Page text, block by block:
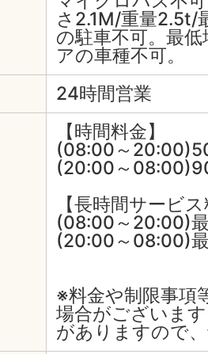
さ2.1M/重量2.5t/
の駐車不可。最
アの車種不可。
24時間営業
【時間料金】
(08:00～
(20:00～
【長時間サービ
(08:00～20:00)
(20:00～08:00)
※料金や制限事項
場合がございま
がありますので